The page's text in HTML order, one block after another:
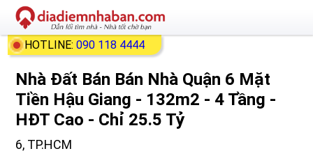
HOTLINE:090 118 4444
Nhà Đất Bán Bán Nhà Quận 6 Mặt
Tiền Hậu Giang - 132m2 - 4 Tầng -
HĐT Cao - Chỉ 25.5 Tỷ
6, TP.HCM